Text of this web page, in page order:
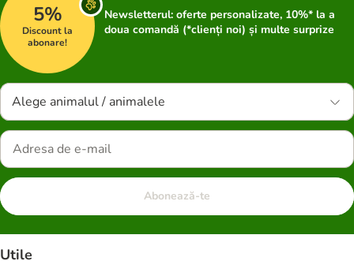
5%
Discount la
abonare!
Newsletterul: oferte personalizate, 10%* la a
doua comandă (*clienți noi) și multe surprize
Alege animalul / animalele
Abonează-te
Utile